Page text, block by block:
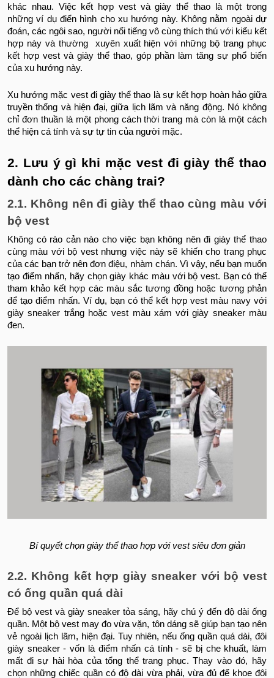
khác nhau. Việc kết hợp vest và giày thể thao là một trong
những ví dụ điển hình cho xu hướng này. Không nằm ngoài dự
đoán, các ngôi sao, người nổi tiếng vô cùng thích thú với kiểu kết
hợp này và thường xuyên xuất hiện với những bộ trang phục
kết hợp vest và giày thể thao, góp phần làm tăng sự phổ biến
của xu hướng này.
Xu hướng mặc vest đi giày thể thao là sự kết hợp hoàn hảo giữa
truyền thống và hiện đại, giữa lịch lãm và năng động. Nó không
chỉ đơn thuần là một phong cách thời trang mà còn là một cách
thể hiện cá tính và sự tự tin của người mặc.
2. Lưu ý gì khi mặc vest đi giày thể thao
dành cho các chàng trai?
2.1. Không nên đi giày thể thao cùng màu với
bộ vest
Không có rào cản nào cho việc bạn không nên đi giày thể thao
cùng màu với bộ vest nhưng việc này sẽ khiến cho trang phục
của các bạn trở nên đơn điệu, nhàm chán. Vì vậy, nếu bạn muốn
tạo điểm nhấn, hãy chọn giày khác màu với bộ vest. Bạn có thể
tham khảo kết hợp các màu sắc tương đồng hoặc tương phản
để tạo điểm nhấn. Ví dụ, bạn có thể kết hợp vest màu navy với
giày sneaker trắng hoặc vest màu xám với giày sneaker màu
đen.
Bí quyết chọn giày thể thao hợp với vest siêu đơn giản
2.2. Không kết hợp giày sneaker với bộ vest
có ống quần quá dài
Để bộ vest và giày sneaker tỏa sáng, hãy chú ý đến độ dài ống
quần. Một bộ vest may đo vừa vặn, tôn dáng sẽ giúp bạn tạo nên
vẻ ngoài lịch lãm, hiện đại. Tuy nhiên, nếu ống quần quá dài, đôi
giày sneaker - vốn là điểm nhấn cá tính - sẽ bị che khuất, làm
mất đi sự hài hòa của tổng thể trang phục. Thay vào đó, hãy
chọn những chiếc quần có độ dài vừa phải, vừa đủ để khoe đôi